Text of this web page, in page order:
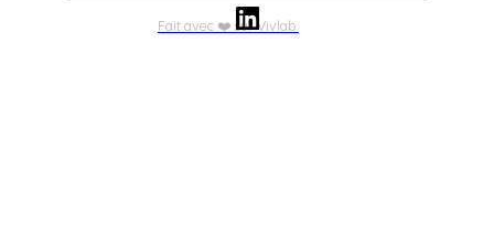
Fait avec ❤️ sur Vivlab.